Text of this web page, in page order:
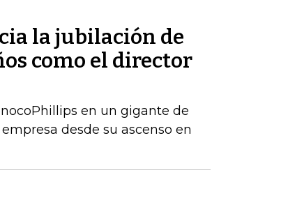
la jubilación de
como el director
en un gigante de
desde su ascenso en